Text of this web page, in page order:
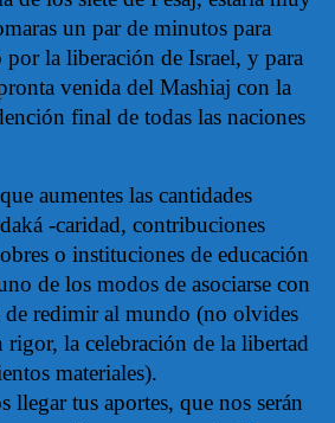
un par de minutos para
por la liberación de Israel, y para
venida del Mashiaj con la
final de todas las naciones
aumentes las cantidades
-caridad, contribuciones
o instituciones de educación
de los modos de asociarse con
de redimir al mundo (no olvides
rigor, la celebración de la libertad
materiales).
llegar tus aportes, que nos serán